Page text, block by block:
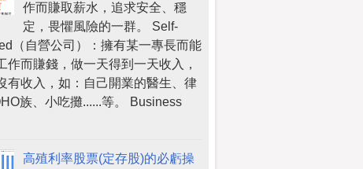
作而賺取薪水，追求安全、穩
定，畏懼風險的一群。 Self-
（自營公司）：擁有某一專長而能
作而賺錢，做一天得到一天收入，
有收入，如：自己開業的醫生、律
族、小吃攤......等。 Business
高殖利率股票(定存股)的必虧操